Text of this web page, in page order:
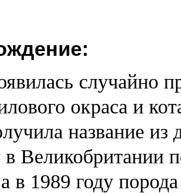
случайно
окраса и
название
в Великобритании
в 1989 году